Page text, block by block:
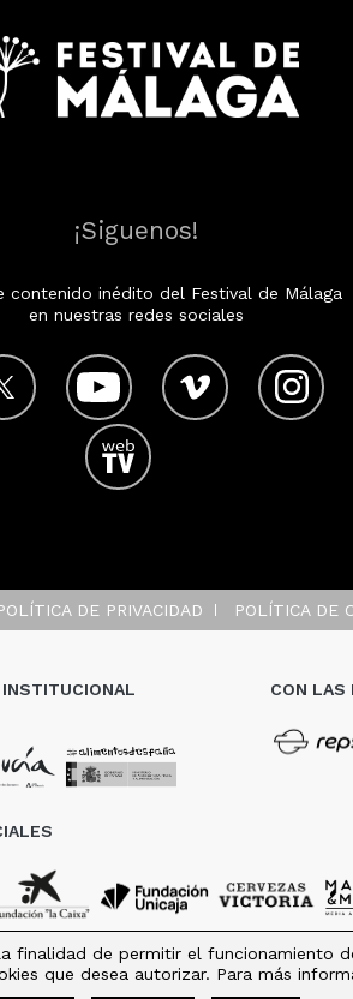
¡Siguenos!
contenido inédito del Festival de Málaga
en nuestras redes sociales
DE PRIVACIDAD POLÍTICA DE
INSTITUCIONAL CON LAS
de permitir el funcionamiento
que desea autorizar. Para más